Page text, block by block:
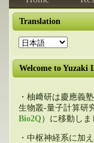
Translation
Welcome to Yuzaki
・柚﨑研は慶應義
生物叢-量子計算研
Bio2Q）に移動しま
・中枢神経系に加